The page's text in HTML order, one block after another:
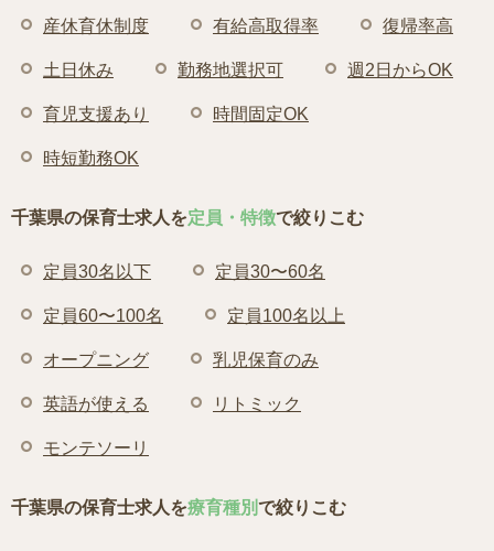
産休育休制度 有給高取得率 復帰率高
土日休み 勤務地選択可 週2日からOK
育児支援あり 時間固定OK
時短勤務OK
千葉県の保育士求人を定員・特徴で絞りこむ
定員30名以下 定員30〜60名
定員60〜100名 定員100名以上
オープニング 乳児保育のみ
英語が使える リトミック
モンテソーリ
千葉県の保育士求人を療育種別で絞りこむ